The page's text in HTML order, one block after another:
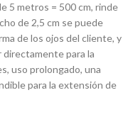
5 metros = 500 cm, rinde
de 2,5 cm se puede
de los ojos del cliente, y
directamente para la
uso prolongado, una
para la extensión de